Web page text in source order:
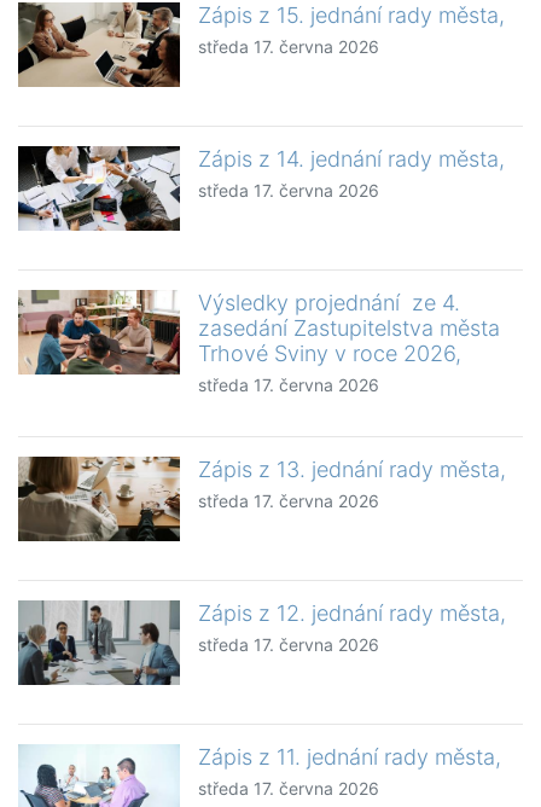
Zápis z 15. jednání rady města,
středa 17. června 2026
Zápis z 14. jednání rady města,
středa 17. června 2026
Výsledky projednání ze 4.
zasedání Zastupitelstva města
Trhové Sviny v roce 2026,
středa 17. června 2026
Zápis z 13. jednání rady města,
středa 17. června 2026
Zápis z 12. jednání rady města,
středa 17. června 2026
Zápis z 11. jednání rady města,
středa 17. června 2026